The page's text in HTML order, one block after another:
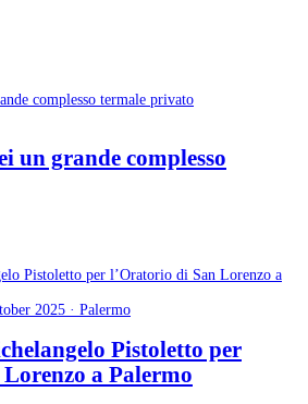
un grande complesso
2025 · Palermo
Pistoletto per
a Palermo